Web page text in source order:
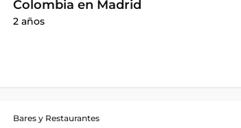
Colombia en Madrid
2 años
Bares y Restaurantes